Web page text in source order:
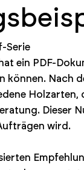
Serie
ein PDF-
können. Nach
Dieser
wird.